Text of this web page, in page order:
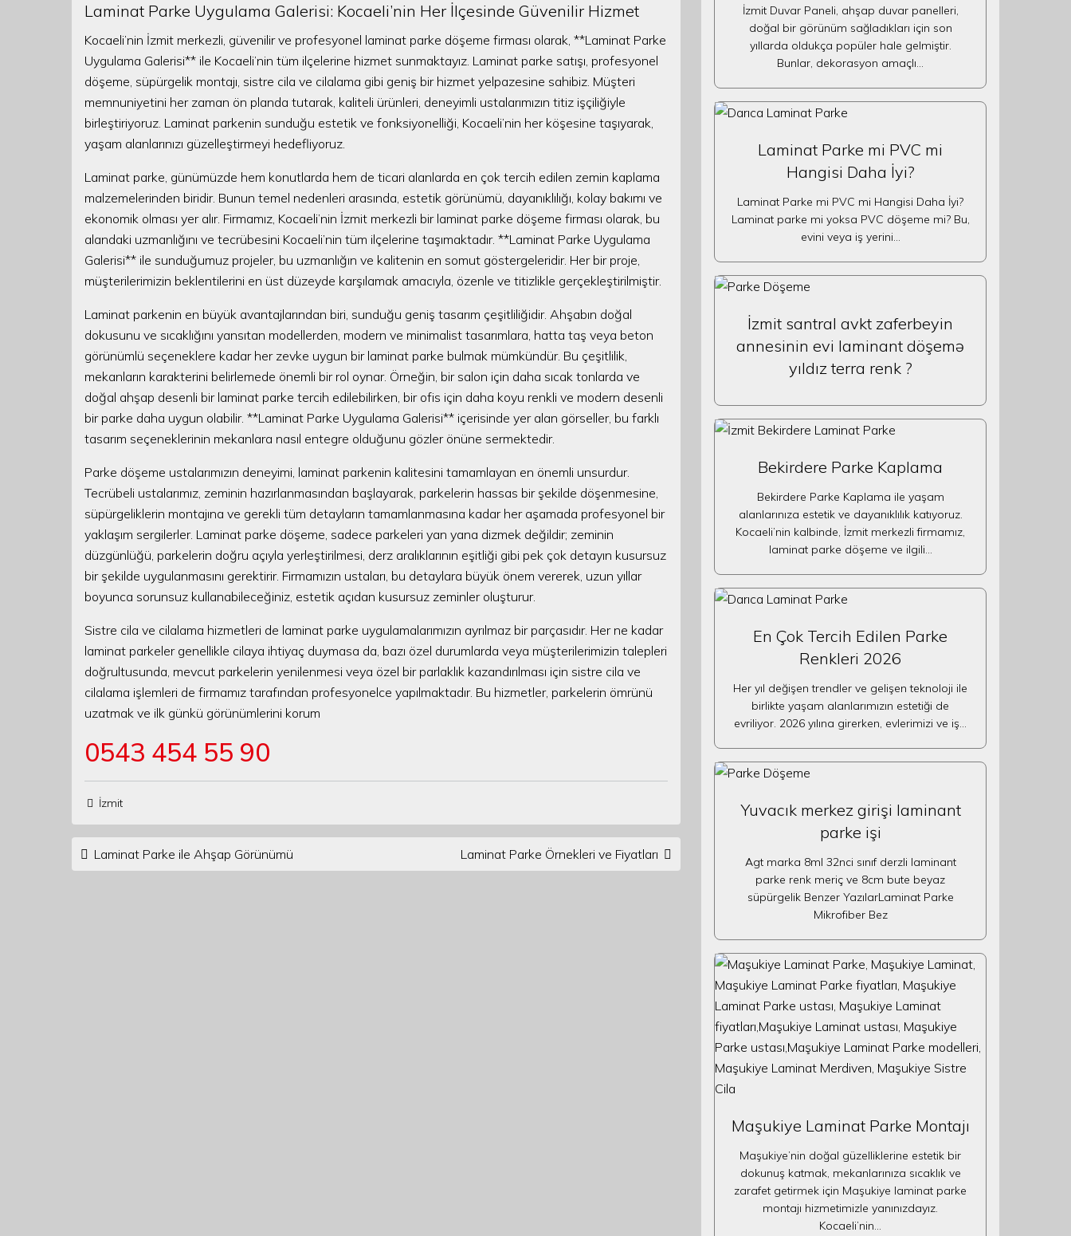
Laminat Parke Uygulama Galerisi: Kocaeli’nin Her İlçesinde Güvenilir Hizmet
Kocaeli’nin İzmit merkezli, güvenilir ve profesyonel laminat parke döşeme firması olarak, **Laminat Parke
Uygulama Galerisi** ile Kocaeli’nin tüm ilçelerine hizmet sunmaktayız. Laminat parke satışı, profesyonel
döşeme, süpürgelik montajı, sistre cila ve cilalama gibi geniş bir hizmet yelpazesine sahibiz. Müşteri
memnuniyetini her zaman ön planda tutarak, kaliteli ürünleri, deneyimli ustalarımızın titiz işçiliğiyle
birleştiriyoruz. Laminat parkenin sunduğu estetik ve fonksiyonelliği, Kocaeli’nin her köşesine taşıyarak,
yaşam alanlarınızı güzelleştirmeyi hedefliyoruz.
Laminat parke, günümüzde hem konutlarda hem de ticari alanlarda en çok tercih edilen zemin kaplama
malzemelerinden biridir. Bunun temel nedenleri arasında, estetik görünümü, dayanıklılığı, kolay bakımı ve
ekonomik olması yer alır. Firmamız, Kocaeli’nin İzmit merkezli bir laminat parke döşeme firması olarak, bu
alandaki uzmanlığını ve tecrübesini Kocaeli’nin tüm ilçelerine taşımaktadır. **Laminat Parke Uygulama
Galerisi** ile sunduğumuz projeler, bu uzmanlığın ve kalitenin en somut göstergeleridir. Her bir proje,
müşterilerimizin beklentilerini en üst düzeyde karşılamak amacıyla, özenle ve titizlikle gerçekleştirilmiştir.
Laminat parkenin en büyük avantajlarından biri, sunduğu geniş tasarım çeşitliliğidir. Ahşabın doğal
dokusunu ve sıcaklığını yansıtan modellerden, modern ve minimalist tasarımlara, hatta taş veya beton
görünümlü seçeneklere kadar her zevke uygun bir laminat parke bulmak mümkündür. Bu çeşitlilik,
mekanların karakterini belirlemede önemli bir rol oynar. Örneğin, bir salon için daha sıcak tonlarda ve
doğal ahşap desenli bir laminat parke tercih edilebilirken, bir ofis için daha koyu renkli ve modern desenli
bir parke daha uygun olabilir. **Laminat Parke Uygulama Galerisi** içerisinde yer alan görseller, bu farklı
tasarım seçeneklerinin mekanlara nasıl entegre olduğunu gözler önüne sermektedir.
Parke döşeme ustalarımızın deneyimi, laminat parkenin kalitesini tamamlayan en önemli unsurdur.
Tecrübeli ustalarımız, zeminin hazırlanmasından başlayarak, parkelerin hassas bir şekilde döşenmesine,
süpürgeliklerin montajına ve gerekli tüm detayların tamamlanmasına kadar her aşamada profesyonel bir
yaklaşım sergilerler. Laminat parke döşeme, sadece parkeleri yan yana dizmek değildir; zeminin
düzgünlüğü, parkelerin doğru açıyla yerleştirilmesi, derz aralıklarının eşitliği gibi pek çok detayın kusursuz
bir şekilde uygulanmasını gerektirir. Firmamızın ustaları, bu detaylara büyük önem vererek, uzun yıllar
boyunca sorunsuz kullanabileceğiniz, estetik açıdan kusursuz zeminler oluşturur.
Sistre cila ve cilalama hizmetleri de laminat parke uygulamalarımızın ayrılmaz bir parçasıdır. Her ne kadar
laminat parkeler genellikle cilaya ihtiyaç duymasa da, bazı özel durumlarda veya müşterilerimizin talepleri
doğrultusunda, mevcut parkelerin yenilenmesi veya özel bir parlaklık kazandırılması için sistre cila ve
cilalama işlemleri de firmamız tarafından profesyonelce yapılmaktadır. Bu hizmetler, parkelerin ömrünü
uzatmak ve ilk günkü görünümlerini korum
0543 454 55 90
İzmit
Post navigation
Laminat Parke ile Ahşap Görünümü Laminat Parke Örnekleri ve Fiyatları
İzmit Duvar Paneli, ahşap duvar panelleri,
doğal bir görünüm sağladıkları için son
yıllarda oldukça popüler hale gelmiştir.
Bunlar, dekorasyon amaçlı…
Laminat Parke mi PVC mi
Hangisi Daha İyi?
Laminat Parke mi PVC mi Hangisi Daha İyi?
Laminat parke mi yoksa PVC döşeme mi? Bu,
evini veya iş yerini…
İzmit santral avkt zaferbeyin
annesinin evi laminant döşemə
yıldız terra renk ?
Bekirdere Parke Kaplama
Bekirdere Parke Kaplama ile yaşam
alanlarınıza estetik ve dayanıklılık katıyoruz.
Kocaeli’nin kalbinde, İzmit merkezli firmamız,
laminat parke döşeme ve ilgili…
En Çok Tercih Edilen Parke
Renkleri 2026
Her yıl değişen trendler ve gelişen teknoloji ile
birlikte yaşam alanlarımızın estetiği de
evriliyor. 2026 yılına girerken, evlerimizi ve iş…
Yuvacık merkez girişi laminant
parke işi
Agt marka 8ml 32nci sınıf derzli laminant
parke renk meriç ve 8cm bute beyaz
süpürgelik Benzer YazılarLaminat Parke
Mikrofiber Bez
Maşukiye Laminat Parke Montajı
Maşukiye’nin doğal güzelliklerine estetik bir
dokunuş katmak, mekanlarınıza sıcaklık ve
zarafet getirmek için Maşukiye laminat parke
montajı hizmetimizle yanınızdayız.
Kocaeli’nin…